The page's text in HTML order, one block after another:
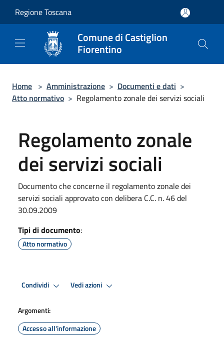
Regione Toscana
Comune di Castiglion
Fiorentino
Home > Amministrazione > Documenti e dati >
Atto normativo > Regolamento zonale dei servizi sociali
Regolamento zonale
dei servizi sociali
Documento che concerne il regolamento zonale dei
servizi sociali approvato con delibera C.C. n. 46 del
30.09.2009
Tipi di documento:
Atto normativo
Condividi Vedi azioni
Argomenti:
Accesso all'informazione